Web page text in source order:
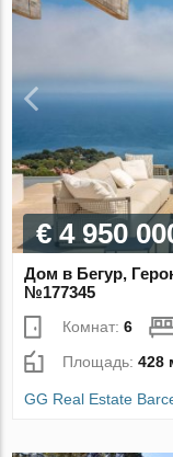
€ 4 950
Дом в Бегур,
№177345
Комнат:6
Площадь:428
GG Real Estate